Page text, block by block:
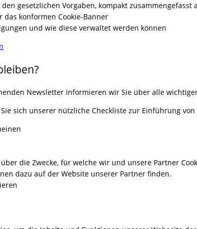
gesetzlichen Vorgaben, kompakt zusammengefasst
konformen Cookie-Banner
und wie diese verwaltet werden können
Newsletter informieren wir Sie über alle
sich unserer nützliche Checkliste zur Einführung von
die Zwecke, für welche wir und unsere Partner
dazu auf der Website unserer Partner finden.